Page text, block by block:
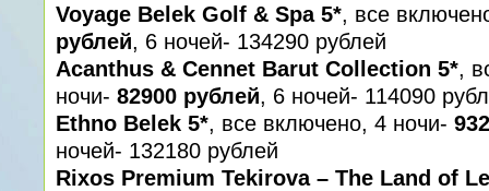
Voyage Belek Golf & Spa 5*, все
рублей, 6 ночей- 134290 рублей
Acanthus & Cennet Barut Collection 5*,
ночи- 82900 рублей, 6 ночей- 114090
Ethno Belek 5*, все включено, 4 ночи-
ночей- 132180 рублей
Rixos Premium Tekirova – The Land of